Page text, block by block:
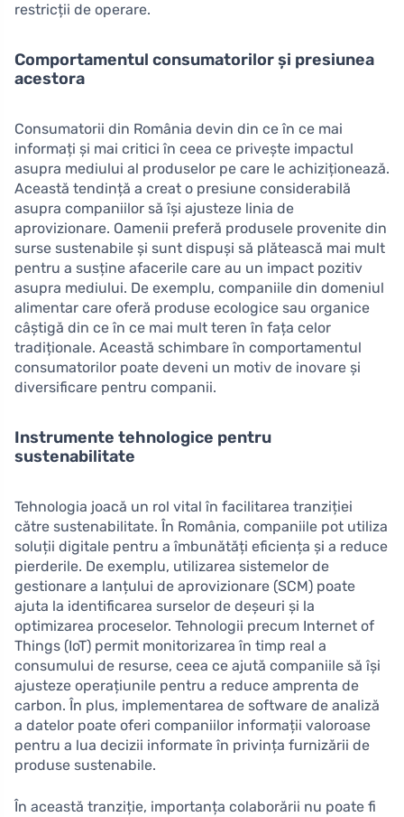
restricții de operare.
Comportamentul consumatorilor și presiunea
acestora
Consumatorii din România devin din ce în ce mai
informați și mai critici în ceea ce privește impactul
asupra mediului al produselor pe care le achiziționează.
Această tendință a creat o presiune considerabilă
asupra companiilor să își ajusteze linia de
aprovizionare. Oamenii preferă produsele provenite din
surse sustenabile și sunt dispuși să plătească mai mult
pentru a susține afacerile care au un impact pozitiv
asupra mediului. De exemplu, companiile din domeniul
alimentar care oferă produse ecologice sau organice
câștigă din ce în ce mai mult teren în fața celor
tradiționale. Această schimbare în comportamentul
consumatorilor poate deveni un motiv de inovare și
diversificare pentru companii.
Instrumente tehnologice pentru
sustenabilitate
Tehnologia joacă un rol vital în facilitarea tranziției
către sustenabilitate. În România, companiile pot utiliza
soluții digitale pentru a îmbunătăți eficiența și a reduce
pierderile. De exemplu, utilizarea sistemelor de
gestionare a lanțului de aprovizionare (SCM) poate
ajuta la identificarea surselor de deșeuri și la
optimizarea proceselor. Tehnologii precum Internet of
Things (IoT) permit monitorizarea în timp real a
consumului de resurse, ceea ce ajută companiile să își
ajusteze operațiunile pentru a reduce amprenta de
carbon. În plus, implementarea de software de analiză
a datelor poate oferi companiilor informații valoroase
pentru a lua decizii informate în privința furnizării de
produse sustenabile.
În această tranziție, importanța colaborării nu poate fi